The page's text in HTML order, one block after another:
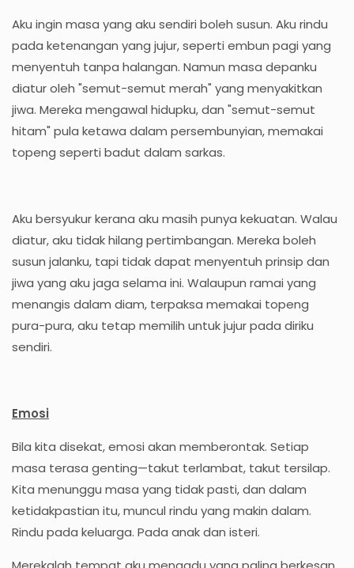
Aku ingin masa yang aku sendiri boleh susun. Aku rindu
pada ketenangan yang jujur, seperti embun pagi yang
menyentuh tanpa halangan. Namun masa depanku
diatur oleh "semut-semut merah" yang menyakitkan
jiwa. Mereka mengawal hidupku, dan "semut-semut
hitam" pula ketawa dalam persembunyian, memakai
topeng seperti badut dalam sarkas.
Aku bersyukur kerana aku masih punya kekuatan. Walau
diatur, aku tidak hilang pertimbangan. Mereka boleh
susun jalanku, tapi tidak dapat menyentuh prinsip dan
jiwa yang aku jaga selama ini. Walaupun ramai yang
menangis dalam diam, terpaksa memakai topeng
pura-pura, aku tetap memilih untuk jujur pada diriku
sendiri.
Emosi
Bila kita disekat, emosi akan memberontak. Setiap
masa terasa genting—takut terlambat, takut tersilap.
Kita menunggu masa yang tidak pasti, dan dalam
ketidakpastian itu, muncul rindu yang makin dalam.
Rindu pada keluarga. Pada anak dan isteri.